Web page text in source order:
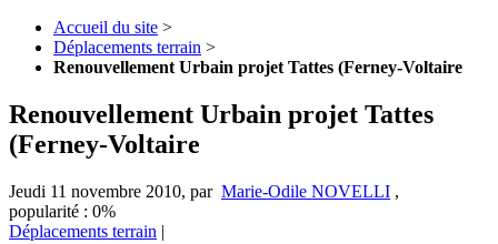
Accueil du site >
Déplacements terrain >
Renouvellement Urbain projet Tattes (Ferney-Voltaire
Renouvellement Urbain projet Tattes
(Ferney-Voltaire
Jeudi 11 novembre 2010, par Marie-Odile NOVELLI ,
popularité : 0%
Déplacements terrain |